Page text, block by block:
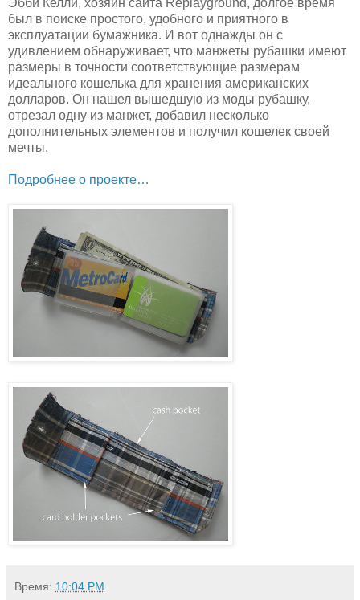
Эбби Келли, хозяин сайта Replayground, долгое время
был в поиске простого, удобного и приятного в
эксплуатации бумажника. И вот однажды он с
удивлением обнаруживает, что манжеты рубашки имеют
размеры в точности соответствующие размерам
идеального кошелька для хранения американских
долларов. Он нашел вышедшую из моды рубашку,
отрезал одну из манжет, добавил несколько
дополнительных элементов и получил кошелек своей
мечты.
Подробнее о проекте…
Время: 10:04 PM